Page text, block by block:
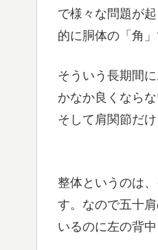
で様々な問題が
的に胴体の「角
そういう長期間
かなか良くならな
そして肩関節だ
整体というのは
す。なので五十
いるのに左の背